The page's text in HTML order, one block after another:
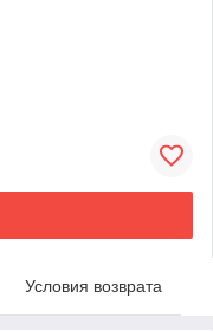
Условия возврата